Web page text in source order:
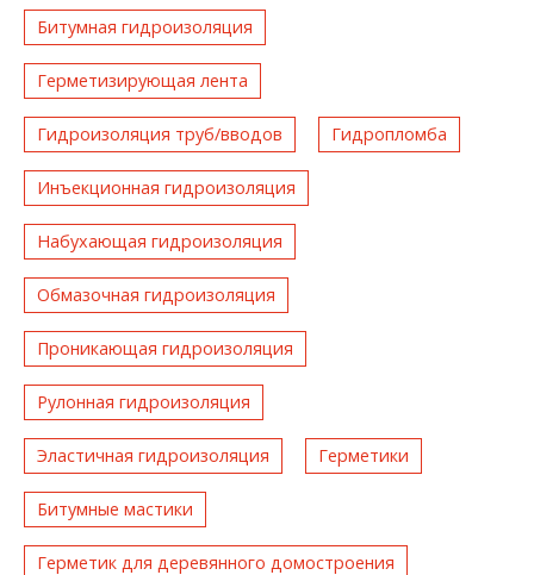
Битумная гидроизоляция
Герметизирующая лента
Гидроизоляция труб/вводов Гидропломба
Инъекционная гидроизоляция
Набухающая гидроизоляция
Обмазочная гидроизоляция
Проникающая гидроизоляция
Рулонная гидроизоляция
Эластичная гидроизоляция Герметики
Битумные мастики
Герметик для деревянного домостроения